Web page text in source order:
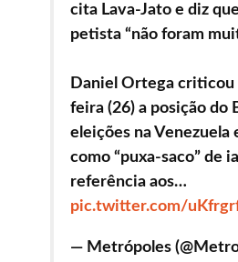
cita Lava-Jato e diz
petista “não foram
Daniel Ortega criticou
feira (26) a posição do
eleições na Venezuela
como “puxa-saco” de
referência aos…
pic.twitter.com/
— Metrópoles